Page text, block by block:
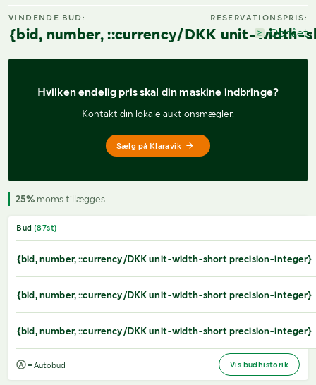
VINDENDE BUD:
{bid, number, ::currency/DKK unit-width-
RESERVATIONSPRIS:
Opnået
Hvilken endelig pris skal din maskine indbringe?
Kontakt din lokale auktionsmægler.
Sælg på Klaravik
25% moms tillægges
Bud (87st)
{bid, number, ::currency/DKK unit-width-short precision-integer}
{bid, number, ::currency/DKK unit-width-short precision-integer}
{bid, number, ::currency/DKK unit-width-short precision-integer}
= Autobud Vis budhistorik